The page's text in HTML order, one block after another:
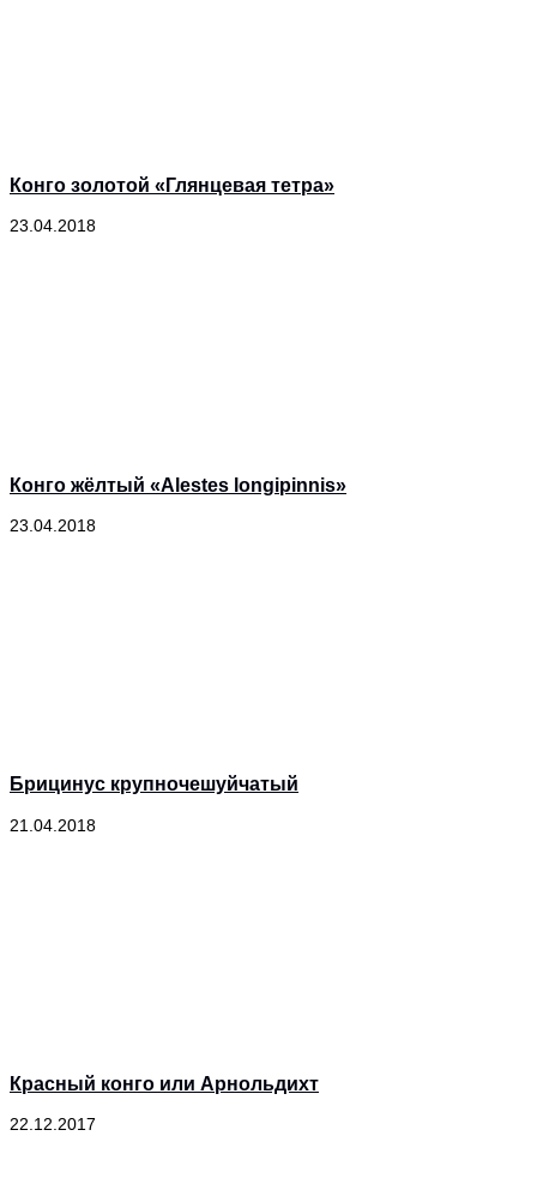
Конго золотой «Глянцевая тетра»
23.04.2018
Конго жёлтый «Alestes longipinnis»
23.04.2018
Брицинус крупночешуйчатый
21.04.2018
Красный конго или Арнольдихт
22.12.2017